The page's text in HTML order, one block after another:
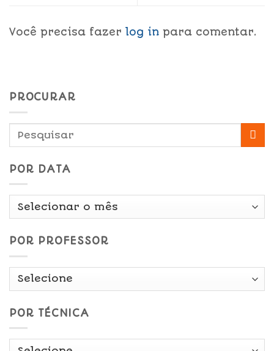
Você precisa fazer log in para comentar.
PROCURAR
POR DATA
Por
POR PROFESSOR
POR TÉCNICA